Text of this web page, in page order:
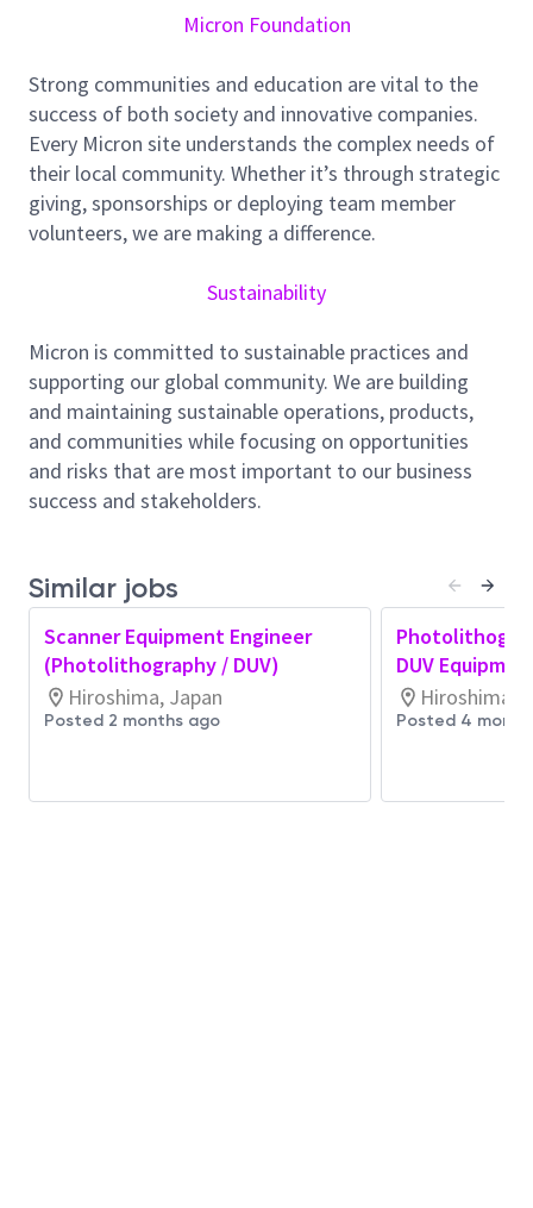
を調整・実施し、プロセスステップでの変更を実
加、新プロセスのベースライン認定の対応、品
質・コスト・リスク管理目標達成のための監査や
材料サプライヤーとの連携を行います。
職務内容
広島のMicronで、製造エンジニア - フォトスキャ
チームに参加してください。この役割は、世界ク
環境で卓越性と完璧な実行を推進する絶好の機会
です。
職務と責任
Photo DUVスキャナーエンジニアは、生産装置の
構造と動作原理を習得し、生産機械の生産性向上
に向けた活動に従事します。Photo DUVスキャナ
安全および品質プロトコルを厳守し、実施す
る。
DUVスキャナー装置を操作・維持し、装置の
稼働率を向上させる。
トラブルシューティングを実施し、装置の問
題を迅速に解決し、効率的な性能を確保す
Micron Foundation
Strong communities and education are vital to the
success of both society and innovative companies.
Every Micron site understands the complex needs of
their local community. Whether it’s through strategic
giving, sponsorships or deploying team member
volunteers, we are making a difference.
Sustainability
Micron is committed to sustainable practices and
supporting our global community. We are building
and maintaining sustainable operations, products,
and communities while focusing on opportunities
and risks that are most important to our business
success and stakeholders.
Similar jobs
Scanner Equipment Engineer
(Photolithography / DUV)
Hiroshima, Japan
Posted 2 months ago
DUV
Hiroshima,
Posted 4